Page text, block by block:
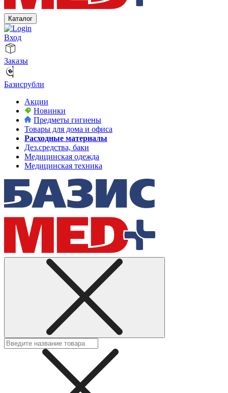
Каталог
Вход
Заказы
Базисрубли
Акции
Новинки
Предметы гигиены
Товары для дома и офиса
Расходные материалы
Дез.средства, баки
Медицинская одежда
Медицинская техника